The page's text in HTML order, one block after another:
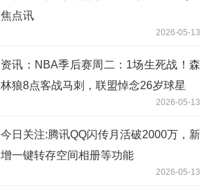
焦点讯
2026-05-13
资讯：NBA季后赛周二：1场生死战！森
林狼8点客战马刺，联盟悼念26岁球星
2026-05-13
今日关注:腾讯QQ闪传月活破2000万，新
增一键转存空间相册等功能
2026-05-13